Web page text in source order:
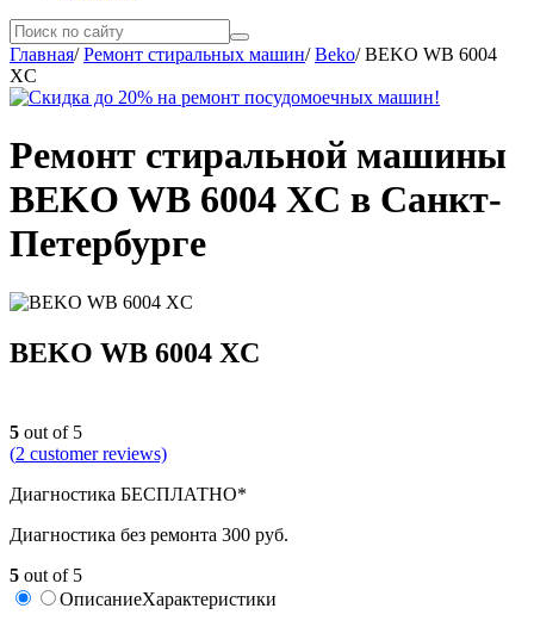
Главная/Ремонт стиральных машин/Beko/BEKO WB 6004
XC
Ремонт стиральной машины
BEKO WB 6004 XC в Санкт-
Петербурге
BEKO WB 6004 XC
5 out of 5
(2 customer reviews)
Диагностика БЕСПЛАТНО*
Диагностика без ремонта 300 руб.
5 out of 5
ОписаниеХарактеристики